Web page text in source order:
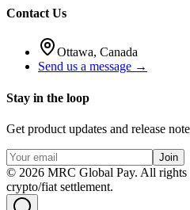
Contact Us
Ottawa, Canada
Send us a message →
Stay in the loop
Get product updates and release
Join
© 2026 MRC Global Pay. All rights
crypto/fiat settlement.